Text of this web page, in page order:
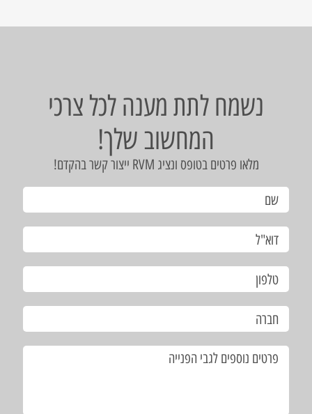
נשמח לתת מענה לכל צרכי
המחשוב שלך!
מלאו פרטים בטופס ונציג RVM ייצור קשר בהקדם!